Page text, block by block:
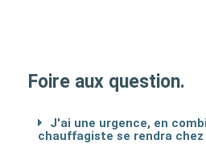
Foire aux question.
J'ai une urgence, en
chauffagiste se rendra chez